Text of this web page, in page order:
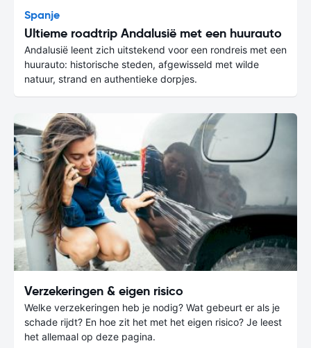
Spanje
Ultieme roadtrip Andalusië met een huurauto
Andalusië leent zich uitstekend voor een rondreis met een
huurauto: historische steden, afgewisseld met wilde
natuur, strand en authentieke dorpjes.
Verzekeringen & eigen risico
Welke verzekeringen heb je nodig? Wat gebeurt er als je
schade rijdt? En hoe zit het met het eigen risico? Je leest
het allemaal op deze pagina.